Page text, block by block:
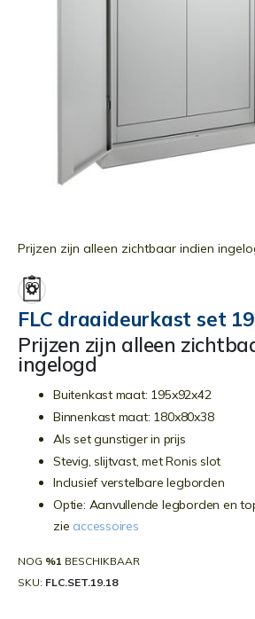
naar
begin
van
de
afbeeldingen-
gallerij
FLC draaideurkast set
Prijzen zijn alleen
ingelogd
Buitenkast maat: 195x92x42
Binnenkast maat: 180x80x38
Als set gunstiger in prijs
Stevig, slijtvast, met Ronis slot
Inclusief verstelbare legborden
Optie: Aanvullende legborden en
zie accessoires
NOG %1 BESCHIKBAAR
SKU FLC.SET.19.18
Prijzen zijn alleen zichtbaar indien